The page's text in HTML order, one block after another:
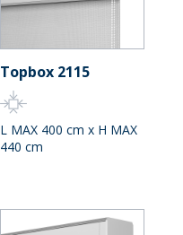
Topbox 2115
L MAX 400 cm x H MAX
440 cm